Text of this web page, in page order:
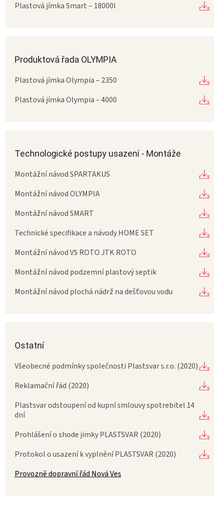
Plastová jímka Smart – 18000l
Produktová řada OLYMPIA
Plastová jímka Olympia – 2350
Plastová jímka Olympia – 4000
Technologické postupy usazení - Montáže
Montážní návod SPARTAKUS
Montážní návod OLYMPIA
Montážní návod SMART
Technické specifikace a návody HOME SET
Montážní návod VS ROTO JTK ROTO
Montážní návod podzemní plastový septik
Montážní návod plochá nádrž na dešťovou vodu
Ostatní
Všeobecné podmínky společnosti Plastsvar s.r.o. (2020)
Reklamační řád (2020)
Plastsvar odstoupení od kupní smlouvy spotrebitel 14
dní
Prohlášení o shode jimky PLASTSVAR (2020)
Protokol o usazení k vyplnění PLASTSVAR (2020)
Provozně dopravní řád Nová Ves